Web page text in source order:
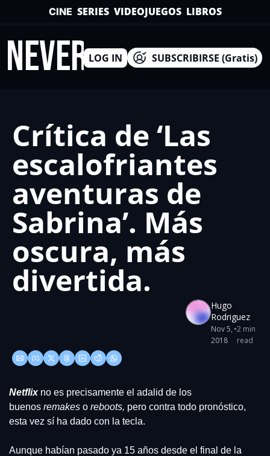
CINE SERIES VIDEOJUEGOS LIBROS
LOG IN SUBSCRIBIRSE (Gratis)
Crítica de ‘Las
escalofriantes
aventuras de
Sabrina’. Más
oscura, más
divertida.
Hugo
Rodriguez
Nov 5,
2018
•2 min
read
Netflix no es precisamente el adalid de los
buenos remakes o reboots, pero contra todo pronóstico,
esta vez sí ha dado con la tecla.
Aunque habían pasado ya 15 años desde el final de la